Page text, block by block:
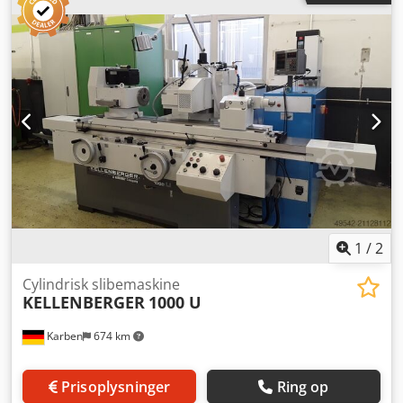
aftale. Ændringer og fejl i de tekniske data og
specifikationer samt forbehold for mellemsalg!
1 /2
Karben 674 km
Cylindrisk slibemaskine
KELLENBERGER 1000 U
Prisoplysninger Ring op